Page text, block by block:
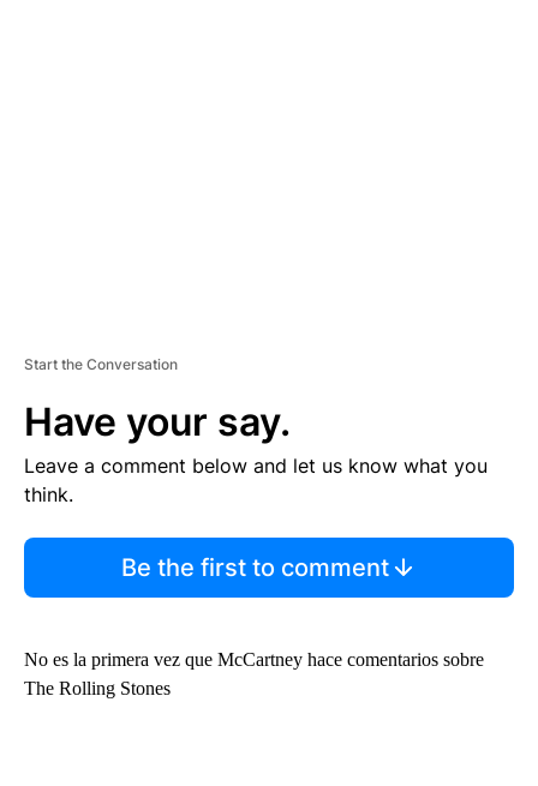
Start the Conversation
Have your say.
Leave a comment below and let us know what you
think.
Be the first to comment
No es la primera vez que McCartney hace comentarios sobre
The Rolling Stones